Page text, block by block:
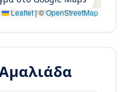
Leaflet|©OpenStreetMap